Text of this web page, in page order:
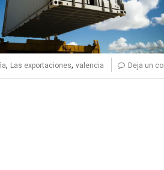
, Las exportaciones, valencia Deja un